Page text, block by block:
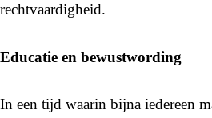
rechtvaardigheid.
Educatie en bewustwording
In een tijd waarin bijna iedereen